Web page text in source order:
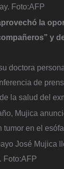
Foto:AFP
la
y
doctora
de
la salud del
Mujica
tumor en el
José Mujica
Foto:AFP